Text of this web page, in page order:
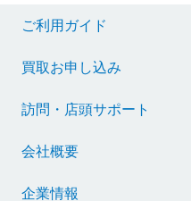
ご利用ガイド
買取お申し込み
訪問・店頭サポート
会社概要
企業情報